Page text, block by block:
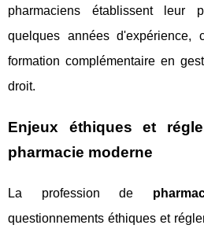
pharmaciens établissent leur
quelques années d'expérience,
formation complémentaire en
droit.
Enjeux éthiques et
pharmacie moderne
La profession de
questionnements éthiques et